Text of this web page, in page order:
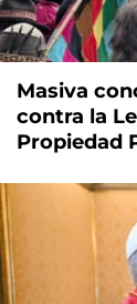
Masiva
contra la
Propiedad